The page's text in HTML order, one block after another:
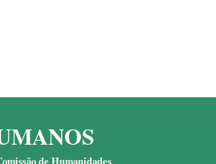
de Humanidades